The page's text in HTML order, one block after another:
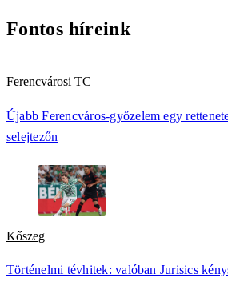
Fontos híreink
Ferencvárosi TC
Újabb Ferencváros-győzelem egy
selejtezőn
Kőszeg
Történelmi tévhitek: valóban Jurisics